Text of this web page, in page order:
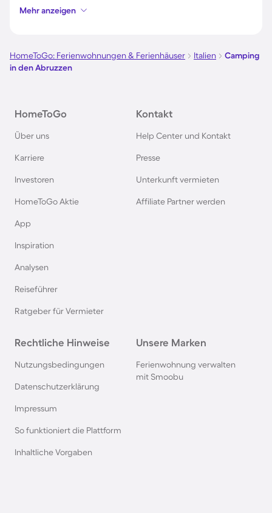
Camping in Kroatien
Camping auf Fehmarn
Camping im Harz
Camping auf Usedom
Camping in Schweden
Camping in Holland
Camping in Bibione
Camping in Deutschland
Mehr anzeigen
HomeToGo: Ferienwohnungen & Ferienhäuser Italien
Camping
in den Abruzzen
HomeToGo
Über uns
Karriere
Investoren
HomeToGo Aktie
App
Inspiration
Analysen
Reiseführer
Ratgeber für Vermieter
Kontakt
Help Center und Kontakt
Presse
Unterkunft vermieten
Affiliate Partner werden
Rechtliche Hinweise
Nutzungsbedingungen
Datenschutzerklärung
Impressum
So funktioniert die Plattform
Inhaltliche Vorgaben
Unsere Marken
Ferienwohnung verwalten
mit Smoobu